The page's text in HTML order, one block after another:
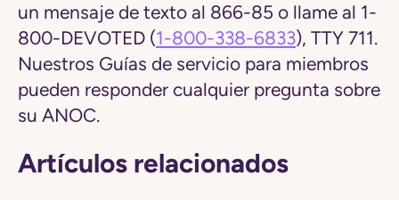
un mensaje de texto al 866-85 o llame al 1-
800-DEVOTED (1-800-338-6833), TTY 711.
Nuestros Guías de servicio para miembros
pueden responder cualquier pregunta sobre
su ANOC.
Artículos relacionados